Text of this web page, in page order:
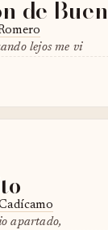
de
lejos me vi
apartado,